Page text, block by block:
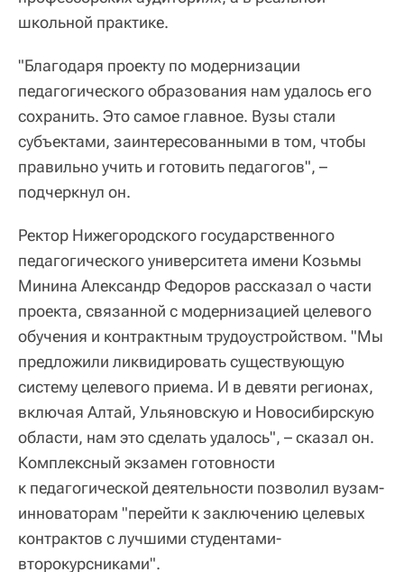
школьной практике.
"Благодаря проекту по модернизации
педагогического образования нам удалось его
сохранить. Это самое главное. Вузы стали
субъектами, заинтересованными в том, чтобы
правильно учить и готовить педагогов", –
подчеркнул он.
Ректор Нижегородского государственного
педагогического университета имени Козьмы
Минина Александр Федоров рассказал о части
проекта, связанной с модернизацией целевого
обучения и контрактным трудоустройством. "Мы
предложили ликвидировать существующую
систему целевого приема. И в девяти регионах,
включая Алтай, Ульяновскую и Новосибирскую
области, нам это сделать удалось", – сказал он.
Комплексный экзамен готовности
к педагогической деятельности позволил вузам-
инноваторам "перейти к заключению целевых
контрактов с лучшими студентами-
второкурсниками".